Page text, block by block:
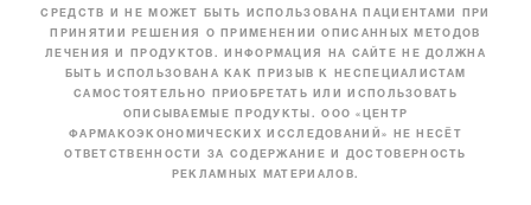
СРЕДСТВ И НЕ МОЖЕТ БЫТЬ ИСПОЛЬЗОВАНА ПАЦИЕНТАМИ ПРИ
ПРИНЯТИИ РЕШЕНИЯ О ПРИМЕНЕНИИ ОПИСАННЫХ МЕТОДОВ
ЛЕЧЕНИЯ И ПРОДУКТОВ. ИНФОРМАЦИЯ НА САЙТЕ НЕ ДОЛЖНА
БЫТЬ ИСПОЛЬЗОВАНА КАК ПРИЗЫВ К НЕСПЕЦИАЛИСТАМ
САМОСТОЯТЕЛЬНО ПРИОБРЕТАТЬ ИЛИ ИСПОЛЬЗОВАТЬ
ОПИСЫВАЕМЫЕ ПРОДУКТЫ. ООО «ЦЕНТР
ФАРМАКОЭКОНОМИЧЕСКИХ ИССЛЕДОВАНИЙ» НЕ НЕСЁТ
ОТВЕТСТВЕННОСТИ ЗА СОДЕРЖАНИЕ И ДОСТОВЕРНОСТЬ
РЕКЛАМНЫХ МАТЕРИАЛОВ.